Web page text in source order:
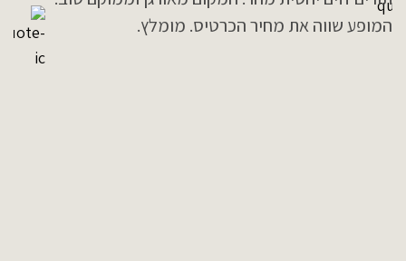
מדובר במדריך יוצא דופן, שחקן, מספר סיפורים ואיש